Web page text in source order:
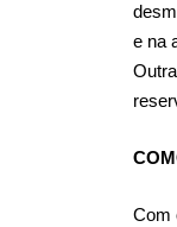
e na
Com